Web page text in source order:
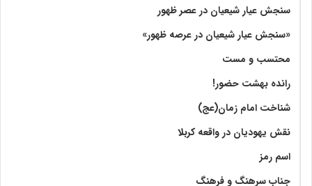
سنجش عیار شیعیان در عصر ظهور
«سنجش عیار شیعیان در عرصه ظهور»
محتسب و مست
رانده بهشت‌ حضور!
شناخت امام زمان(عج)
نقش یهودیان در واقعه کربلا
اسم رمز
جناب سرهنگ و فرهنگ